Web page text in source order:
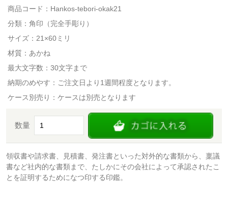
商品コード：Hankos-tebori-okak21
分類： 角印（完全手彫り）
サイズ：21×60ミリ
材質：あかね
最大文字数：30文字まで
納期のめやす：ご注文日より1週間程度となります。
ケース別売り：ケースは別売となります
数量
領収書や請求書、見積書、発注書といった対外的な書類から、稟議
書など社内的な書類まで、たしかにその会社によって承認されたこ
とを証明するためになつ印する印鑑。